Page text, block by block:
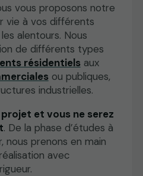
vous proposons notre
vie à vos différents
alentours. Nous
de différents types
résidentielsaux
ou publiques,
industrielles.
et vous ne serez
. De la phase d’études à
nous prenons en main
avec